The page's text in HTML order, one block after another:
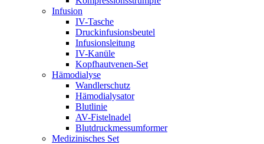
Infusion
IV-Tasche
Druckinfusionsbeutel
Infusionsleitung
IV-Kanüle
Kopfhautvenen-Set
Hämodialyse
Wandlerschutz
Hämodialysator
Blutlinie
AV-Fistelnadel
Blutdruckmessumformer
Medizinisches Set